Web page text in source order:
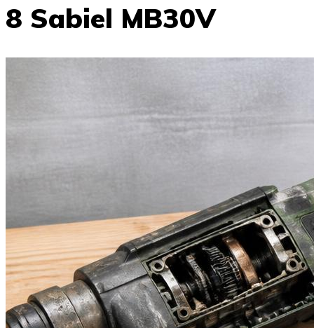
8 Sabiel MB30V